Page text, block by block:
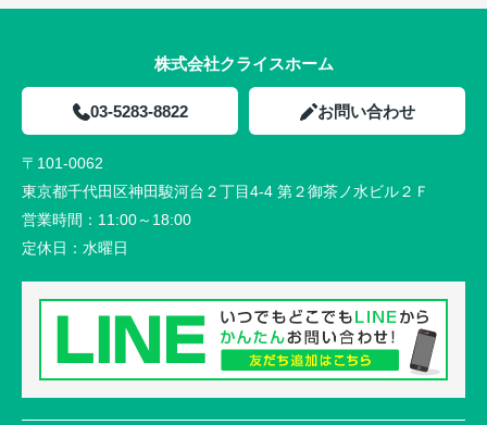
株式会社クライスホーム
03-5283-8822 お問い合わせ
〒101-0062
東京都千代田区神田駿河台２丁目4-4 第２御茶ノ水ビル２Ｆ
営業時間： 11:00～18:00
定休日： 水曜日